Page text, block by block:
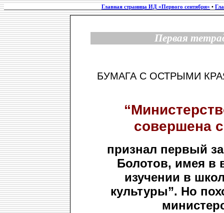
Главная страница ИД «Первого сентября» •
Первая
БУМАГА С ОСТРЫМИ
совершена
признал первый
Болотов, имея в
изучении в
культуры”. Но